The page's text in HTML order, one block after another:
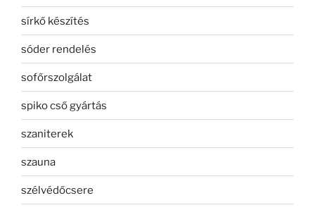
sírkő készítés
sóder rendelés
sofőrszolgálat
spiko cső gyártás
szaniterek
szauna
szélvédőcsere